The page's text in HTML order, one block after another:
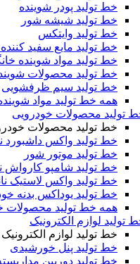
خط تولید پودر شوینده
خط تولید شیشه شور
خط تولید وایتکس
خط تولید مایع سفید
خط تولید مواد شوینده
خط تولید محصولات
خط تولید سیم ظرفشویی
همه خط تولید مواد
تولید محصولات خودرویی
خط تولید محصولات
خط تولید واکس داشبورد
خط تولید موتور شور
خط تولید شامپو کارواش
خط تولید واکس لاستیک
خط تولید یوداکس بدنه
همه خط تولید محصولات
تولید لوازم الکترونیک
خط تولید لوازم الکترونیک
خط تولید پنل خورشیدی
خط تولید دوربین